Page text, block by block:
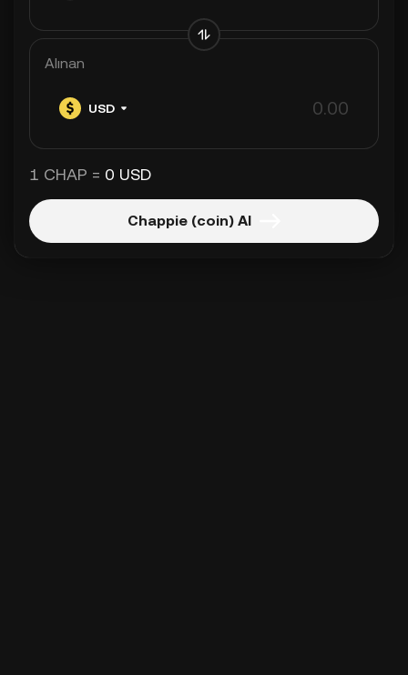
Alınan
USD
1 CHAP = 0 USD
Chappie (coin) Al